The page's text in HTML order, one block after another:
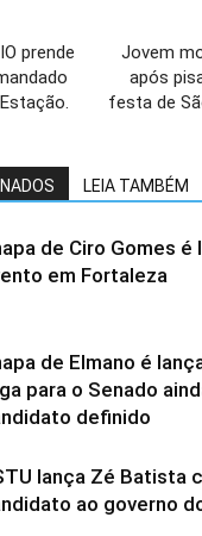
prende
Jovem
após
festa de
LEIA TAMBÉM
de Ciro Gomes é
em Fortaleza
de Elmano é
para o Senado
definido
lança Zé Batista
ao governo